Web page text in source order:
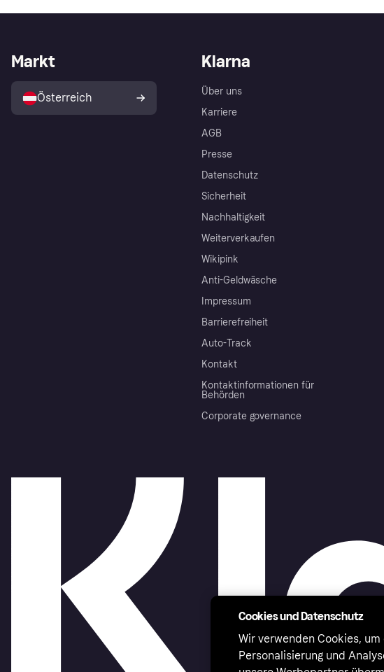
Klarna
Über uns
Karriere
AGB
Presse
Datenschutz
Sicherheit
Nachhaltigkeit
Weiterverkaufen
Wikipink
Anti-Geldwäsche
Impressum
Barrierefreiheit
Auto-Track
Kontakt
Kontaktinformationen für
Behörden
Corporate governance
Markt
Österreich
Cookies und Datenschutz
Wir verwenden Cookies,
Personalisierung und